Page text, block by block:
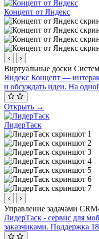
Концепт от Яндекс
‹ ›
Виртуальные доски
Яндекс Концепт —
и обсуждать идеи. На
Открыть →
ЛидерТаск
‹ ›
Управление задачами
ЛидерТаск - сервис для
заказчиками. Поддержка